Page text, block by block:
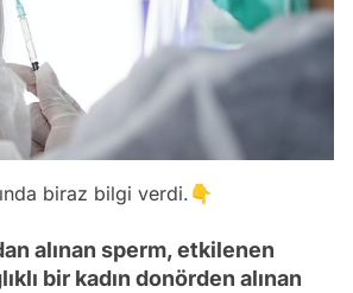
biraz bilgi verdi.👇
alınan sperm, etkilenen
bir kadın donörden alınan